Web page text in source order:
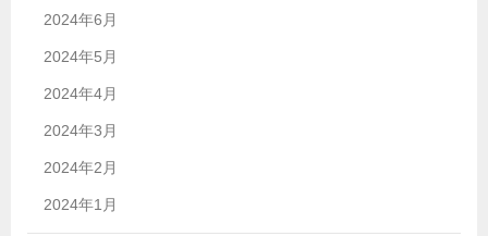
2024年6月
2024年5月
2024年4月
2024年3月
2024年2月
2024年1月